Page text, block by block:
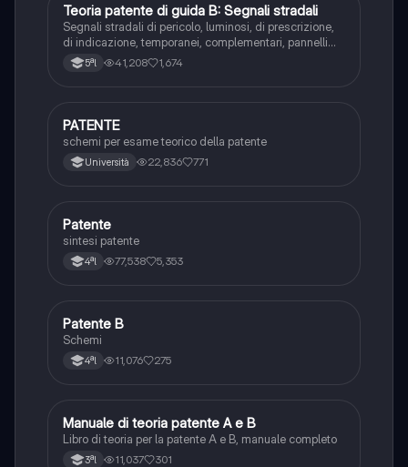
Ed. civ.
Teoria patente di guida B: Segnali stradali
Segnali stradali di pericolo, luminosi, di prescrizione,
di indicazione, temporanei, complementari, pannelli
integrativi, segnaletica orizzontale, segnalazioni
agenti del traffico, distanza di visibilità per l‘arresto,
5ªl 41,208 1,674
Altro
PATENTE
schemi per esame teorico della patente
Università 22,836 771
Altro
Patente
sintesi patente
4ªl 77,538 5,353
Altro
Patente B
Schemi
4ªl 11,076 275
Italiano
Manuale di teoria patente A e B
Libro di teoria per la patente A e B, manuale completo
3ªl 11,037 301